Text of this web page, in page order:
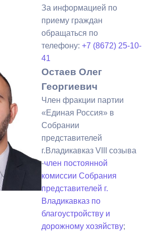
За информацией по
приему граждан
обращаться по
телефону: +7 (8672) 25-10-
41
Остаев Олег
Георгиевич
Член фракции партии
«Единая Россия» в
Собрании
представителей
г.Владикавказ VIII созыва
-член постоянной
комиссии Собрания
представителей г.
Владикавказ по
благоустройству и
дорожному хозяйству;